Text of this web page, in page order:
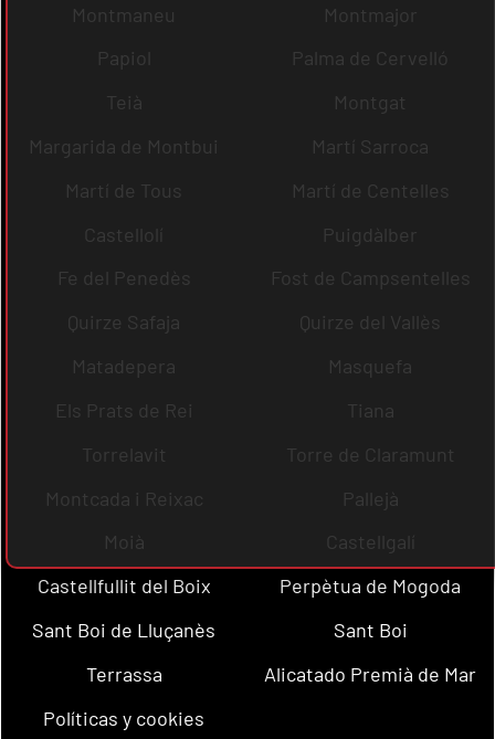
Montmaneu
Montmajor
Papiol
Palma de Cervelló
Teià
Montgat
Margarida de Montbui
Martí Sarroca
Martí de Tous
Martí de Centelles
Castellolí
Puigdàlber
Fe del Penedès
Fost de Campsentelles
Quirze Safaja
Quirze del Vallès
Matadepera
Masquefa
Els Prats de Rei
Tiana
Torrelavit
Torre de Claramunt
Montcada i Reixac
Pallejà
Moià
Castellgalí
Castellfullit del Boix
Perpètua de Mogoda
Sant Boi de Lluçanès
Sant Boi
Terrassa
Alicatado Premià de Mar
Políticas y cookies